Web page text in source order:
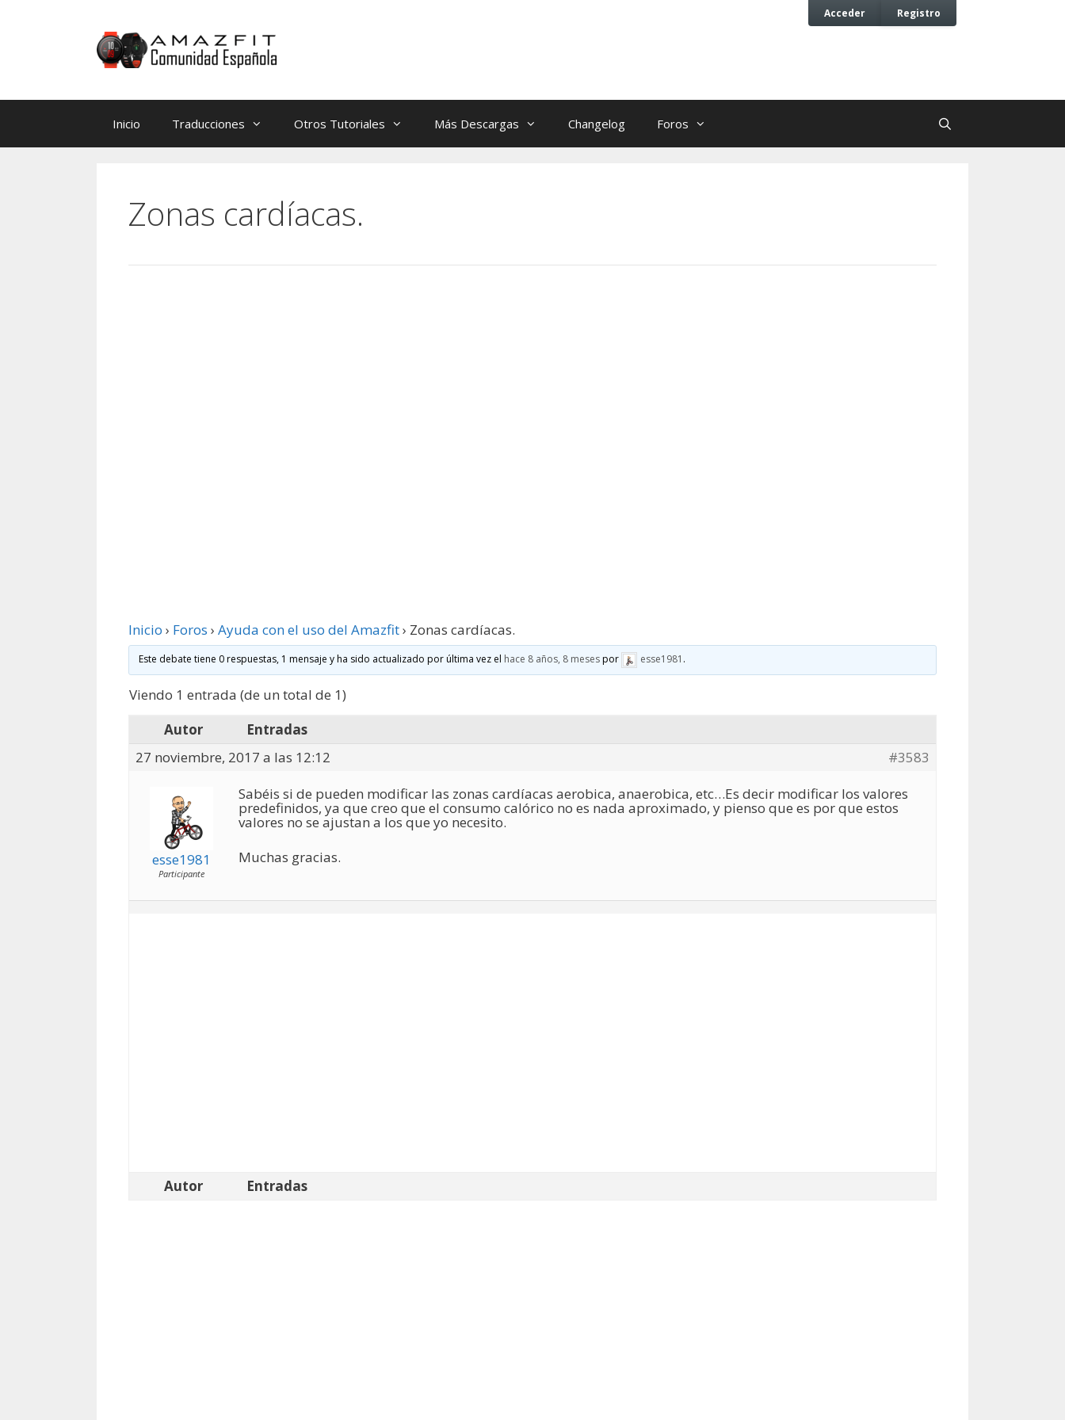
Acceder Registro
Inicio Traducciones Otros Tutoriales Más Descargas Changelog Foros
Zonas cardíacas.
Inicio › Foros › Ayuda con el uso del Amazfit› Zonas cardíacas.
Este debate tiene 0 respuestas, 1 mensaje y ha sido actualizado por última vez el hace 8 años, 8 mesespor esse1981 .
Viendo 1 entrada (de un total de 1)
Autor
Entradas
27 noviembre, 2017 a las 12:12
#3583
esse1981
Participante
Sabéis si de pueden modificar las zonas cardíacas aerobica, anaerobica, etc…Es decir modificar los valores
predefinidos, ya que creo que el consumo calórico no es nada aproximado, y pienso que es por que estos
valores no se ajustan a los que yo necesito.
Muchas gracias.
Autor Entradas